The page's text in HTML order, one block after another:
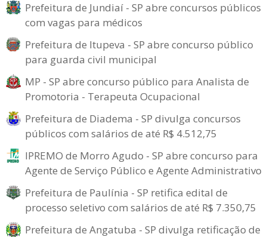
Prefeitura de Jundiaí - SP abre concursos públicos
com vagas para médicos
Prefeitura de Itupeva - SP abre concurso público
para guarda civil municipal
MP - SP abre concurso público para Analista de
Promotoria - Terapeuta Ocupacional
Prefeitura de Diadema - SP divulga concursos
públicos com salários de até R$ 4.512,75
IPREMO de Morro Agudo - SP abre concurso para
Agente de Serviço Público e Agente Administrativo
Prefeitura de Paulínia - SP retifica edital de
processo seletivo com salários de até R$ 7.350,75
Prefeitura de Angatuba - SP divulga retificação de